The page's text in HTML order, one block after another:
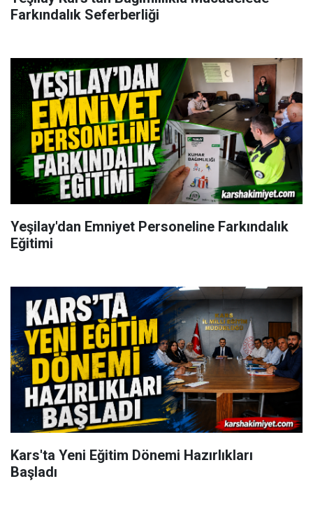
Farkındalık Seferberliği
Yeşilay'dan Emniyet Personeline Farkındalık
Eğitimi
Kars'ta Yeni Eğitim Dönemi Hazırlıkları
Başladı